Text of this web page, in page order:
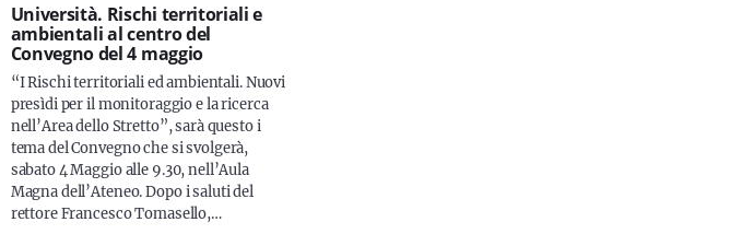
Università. Rischi territoriali e
ambientali al centro del
Convegno del 4 maggio
“I Rischi territoriali ed ambientali. Nuovi
presìdi per il monitoraggio e la ricerca
nell’Area dello Stretto”, sarà questo i
tema del Convegno che si svolgerà,
sabato 4 Maggio alle 9.30, nell’Aula
Magna dell’Ateneo. Dopo i saluti del
rettore Francesco Tomasello,…